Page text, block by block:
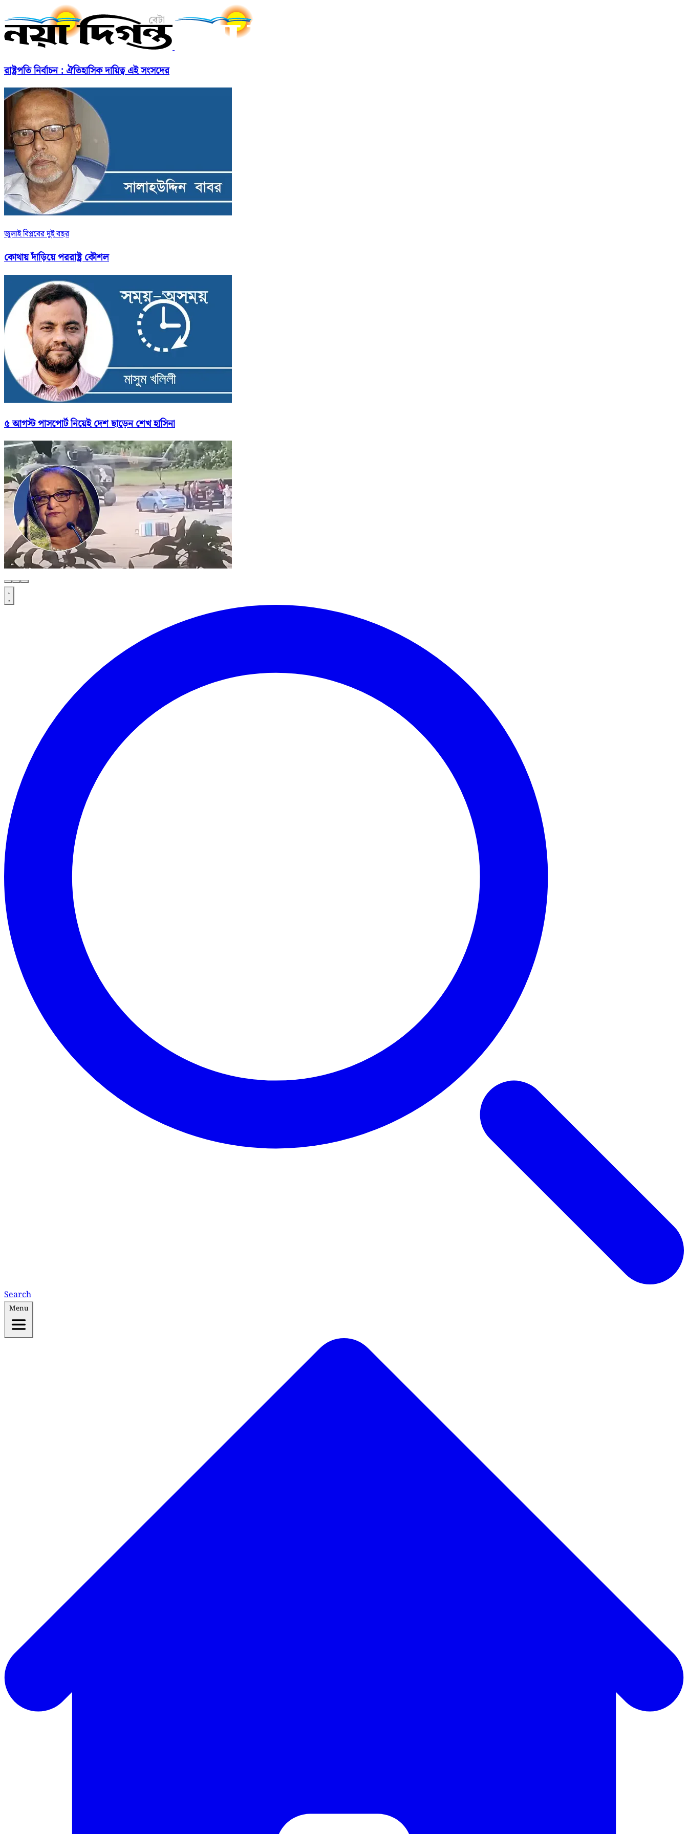
রাষ্ট্রপতি নির্বাচন : ঐতিহাসিক দায়িত্ব এই সংসদের
জুলাই বিপ্লবের দুই বছর
কোথায় দাঁড়িয়ে পররাষ্ট্র কৌশল
৫ আগস্ট পাসপোর্ট নিয়েই দেশ ছাড়েন শেখ হাসিনা
Search
Menu